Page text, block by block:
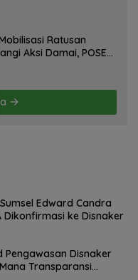
Ratusan
Aksi Damai, POSE
Edward Candra
Dikonfirmasi ke Disnaker
Pengawasan Disnaker
Transparansi